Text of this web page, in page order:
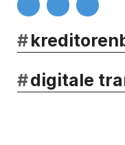
#
#digitale